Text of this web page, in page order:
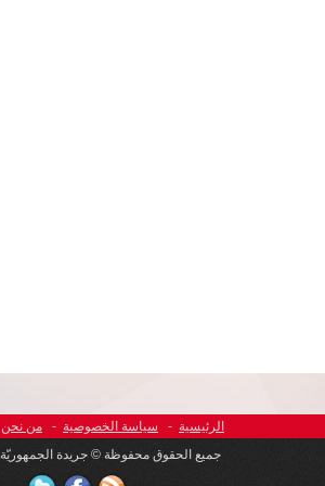
الرئيسية - سياسة الخصوصية - من نحن
جميع الحقوق محفوظة © جريدة الجمهوريّة 2014-2022